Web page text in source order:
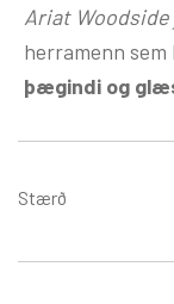
Ariat
herramenn sem
þægindi og
Stærð